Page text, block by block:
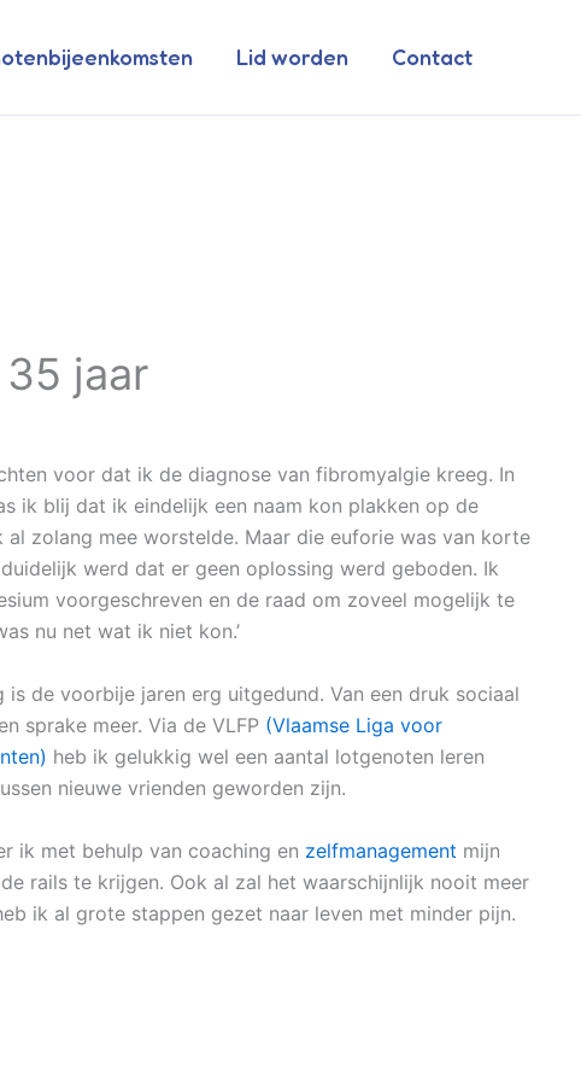
Lid worden Contact
jaar
voor dat ik de diagnose van fibromyalgie kreeg. In
ik blij dat ik eindelijk een naam kon plakken op de
al zolang mee worstelde. Maar die euforie was van korte
werd dat er geen oplossing werd geboden. Ik
voorgeschreven en de raad om zoveel mogelijk te
nu net wat ik niet kon.’
is de voorbije jaren erg uitgedund. Van een druk sociaal
sprake meer. Via de VLFP (Vlaamse Liga voor
heb ik gelukkig wel een aantal lotgenoten leren
nieuwe vrienden geworden zijn.
ik met behulp van coaching en zelfmanagement mijn
rails te krijgen. Ook al zal het waarschijnlijk nooit meer
ik al grote stappen gezet naar leven met minder pijn.